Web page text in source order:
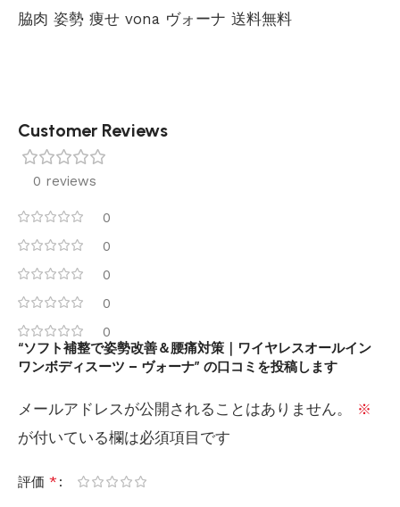
脇肉 姿勢 痩せ vona ヴォーナ 送料無料
Customer Reviews
0 reviews
0
0
0
0
0
“ソフト補整で姿勢改善＆腰痛対策｜ワイヤレスオールイン
ワンボディスーツ – ヴォーナ” の口コミを投稿します
メールアドレスが公開されることはありません。 ※
が付いている欄は必須項目です
評価 *